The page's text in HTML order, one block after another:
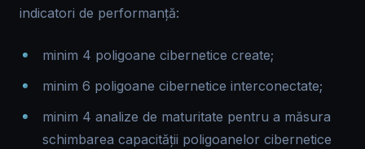
indicatori de performanță:
minim 4 poligoane cibernetice create;
minim 6 poligoane cibernetice interconectate;
minim 4 analize de maturitate pentru a măsura
schimbarea capacității poligoanelor cibernetice